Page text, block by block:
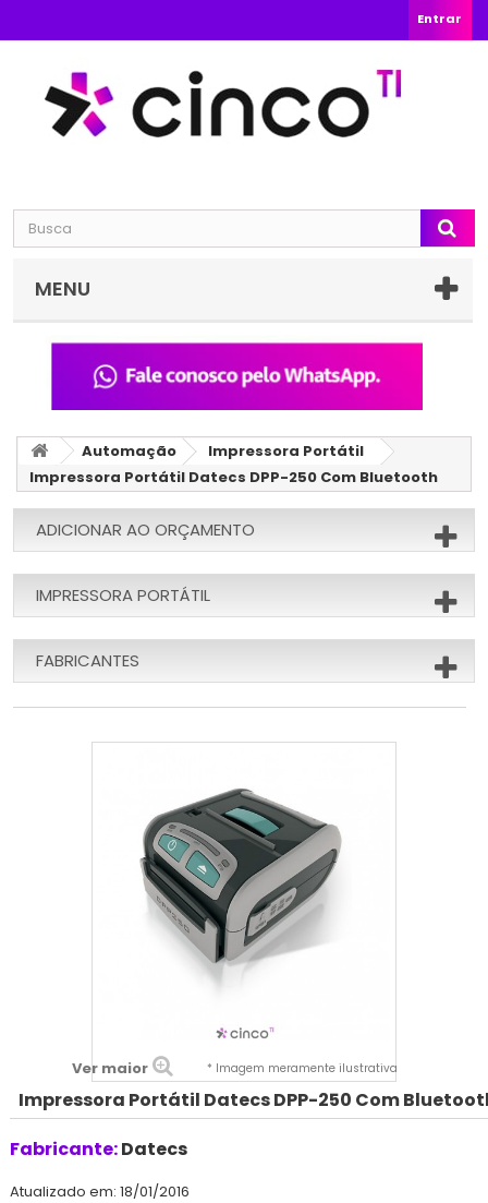
Entrar
MENU
Automação
Impressora Portátil
Impressora Portátil Datecs DPP-250 Com Bluetooth
ADICIONAR AO ORÇAMENTO
IMPRESSORA PORTÁTIL
FABRICANTES
Ver maior * Imagem meramente ilustrativa
Impressora Portátil Datecs DPP-250 Com
Fabricante:Datecs
Atualizado em: 18/01/2016